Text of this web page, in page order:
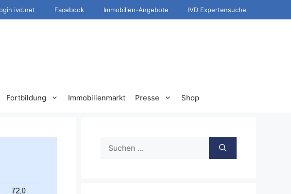
ivd.net Facebook Immobilien-Angebote IVD Expertensuche
Fortbildung Immobilienmarkt Presse Shop
nach: